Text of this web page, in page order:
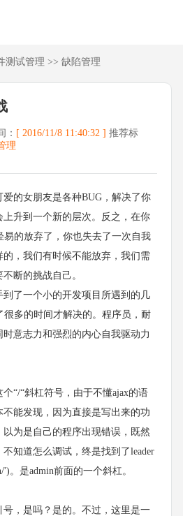
测试管理 >> 缺陷管理
： [ 2016/11/8 11:40:32 ] 推荐标
理
的女朋友是各种BUG，解决了你
升到一个新的层次。反之，在你
易的放弃了，你也失去了一次自我
，我们有时候不能放弃，我们需
断的挑战自己。
了一个小的开发项目所遇到的几
很多的时间才解决的。程序员，耐
意志力和强烈的内心自我驱动力
“斜杠符号，由于不懂ajax的语
能发现，因为直接是写出来的功
为是自己的程序出现错误，既然
知道怎么调试，终是找到了leader
。是admin前面的一个斜杠。
，是吗？是的。不过，这里是一